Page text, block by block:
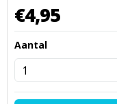
€4,95
Aantal